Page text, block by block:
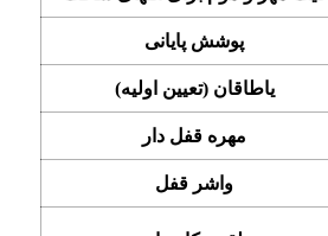
پوشش پایانی
یاطاقان (تعیین اولیه)
مهره قفل دار
واشر قفل